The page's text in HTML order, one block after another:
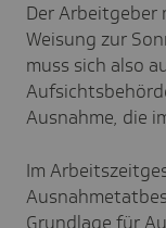
Der Arbeitgeber
Weisung zur
muss sich also
Ausnahme, die
Im
Grundlage für